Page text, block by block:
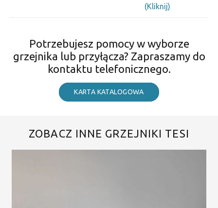
(Kliknij)
Potrzebujesz pomocy w wyborze
grzejnika lub przyłącza? Zapraszamy do
kontaktu telefonicznego.
KARTA KATALOGOWA
ZOBACZ INNE GRZEJNIKI TESI